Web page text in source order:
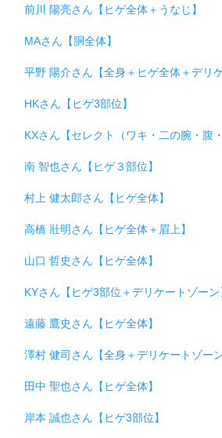
前川 陽亮さん【ヒゲ全体＋うなじ】
MAさん【胴全体】
平野 陽介さん【全身＋ヒゲ全体＋デリ
HKさん【ヒゲ3部位】
KXさん【セレクト（ワキ・二の腕・腹
南 智也さん【ヒゲ３部位】
村上 健太郎さん【ヒゲ全体】
高橋 壯明さん【ヒゲ全体＋眉上】
山口 哲史さん【ヒゲ全体】
KYさん【ヒゲ3部位＋デリケートゾーン
遠藤 鷹史さん【ヒゲ全体】
澤村 健司さん【全身＋デリケートゾーン
田中 聖也さん【ヒゲ全体】
岸本 誠也さん【ヒゲ3部位】